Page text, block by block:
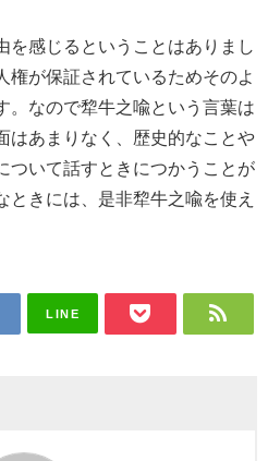
感じるということはありまし
権が保証されているためそのよ
。なので犂牛之喩という言葉は
はあまりなく、歴史的なことや
ついて話すときにつかうことが
ときには、是非犂牛之喩を使え
LINE